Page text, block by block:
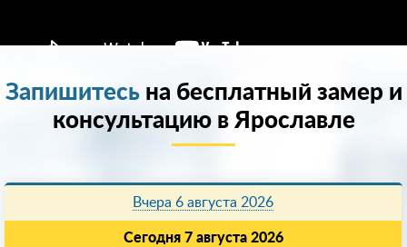
Запишитесьна бесплатный замер и
консультацию в Ярославле
Вчера 6 августа 2026
Сегодня 7 августа 2026